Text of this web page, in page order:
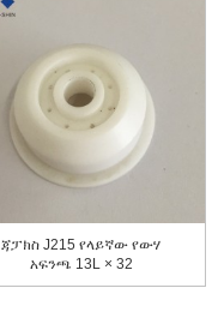
ጃፓክስ J215 የላይኛው የውሃ
አፍንጫ 13L × 32